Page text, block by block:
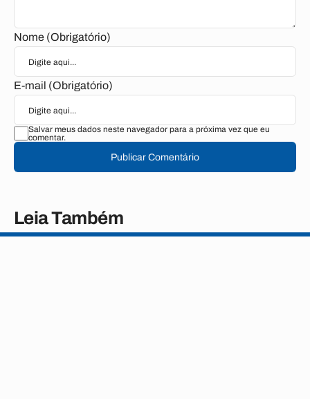
Nome (Obrigatório)
E-mail (Obrigatório)
Salvar meus dados neste navegador para a próxima vez que eu
comentar.
Publicar Comentário
Leia Também